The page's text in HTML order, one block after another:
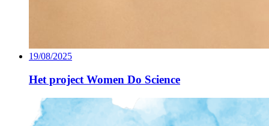
19/08/2025
Het project Women Do Science